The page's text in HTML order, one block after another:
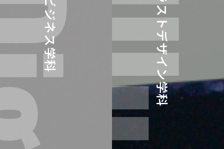
DXビジネス学科 イラストデザイン学科